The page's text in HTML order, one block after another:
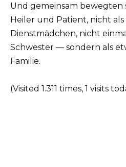
Und gemeinsam bewegten
Heiler und Patient, nicht
Dienstmädchen, nicht
Schwester — sondern als
Familie.
(Visited 1.311 times, 1 visits